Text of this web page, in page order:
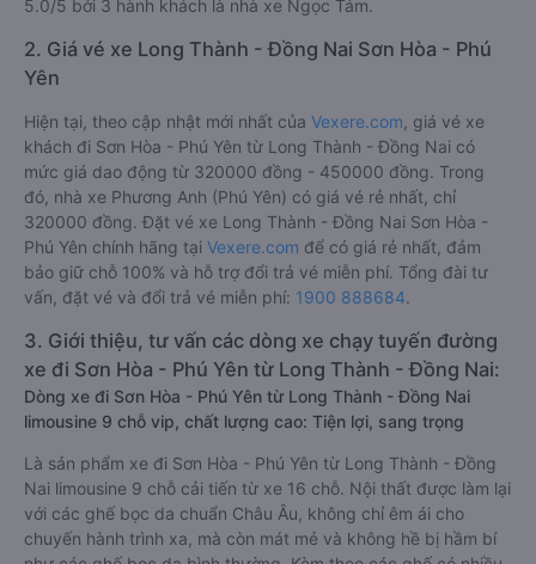
5.0/5 bởi 3 hành khách là nhà xe Ngọc Tám.
2. Giá vé xe Long Thành - Đồng Nai Sơn Hòa - Phú
Yên
Hiện tại, theo cập nhật mới nhất của Vexere.com , giá vé xe
khách đi Sơn Hòa - Phú Yên từ Long Thành - Đồng Nai có
mức giá dao động từ 320000 đồng - 450000 đồng. Trong
đó, nhà xe Phương Anh (Phú Yên) có giá vé rẻ nhất, chỉ
320000 đồng. Đặt vé xe Long Thành - Đồng Nai Sơn Hòa -
Phú Yên chính hãng tại Vexere.com để có giá rẻ nhất, đảm
bảo giữ chỗ 100% và hỗ trợ đổi trả vé miễn phí. Tổng đài tư
vấn, đặt vé và đổi trả vé miễn phí: 1900 888684.
3. Giới thiệu, tư vấn các dòng xe chạy tuyến đường
xe đi Sơn Hòa - Phú Yên từ Long Thành - Đồng Nai:
Dòng xe đi Sơn Hòa - Phú Yên từ Long Thành - Đồng Nai
limousine 9 chỗ vip, chất lượng cao: Tiện lợi, sang trọng
Là sản phẩm xe đi Sơn Hòa - Phú Yên từ Long Thành - Đồng
Nai limousine 9 chỗ cải tiến từ xe 16 chỗ. Nội thất được làm lại
với các ghế bọc da chuẩn Châu Âu, không chỉ êm ái cho
chuyến hành trình xa, mà còn mát mẻ và không hề bị hầm bí